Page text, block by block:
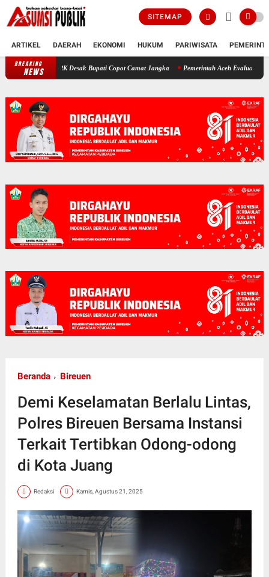
SITEMAP
ARTIKEL DAERAH EKONOMI HUKUM PARIWISATA
BREAKING
NEWS Polemik SKT Korban Bencana di Bireuen: Pimpinan DPRK Desak
Beranda Bireuen
Demi Keselamatan Berlalu Lintas,
Polres Bireuen Bersama Instansi
Terkait Tertibkan Odong-odong
di Kota Juang
Redaksi Kamis, Agustus 21, 2025